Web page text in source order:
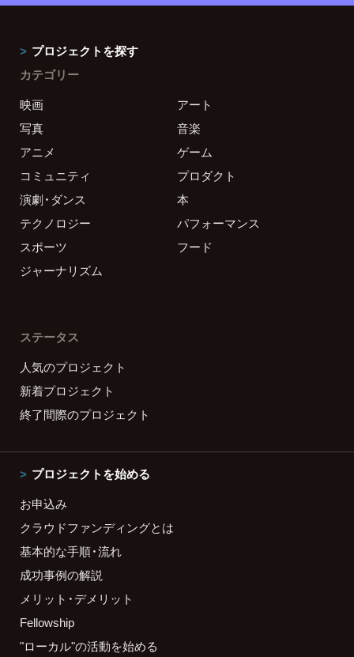
プロジェクトを探す
カテゴリー
映画
アート
写真
音楽
アニメ
ゲーム
コミュニティ
プロダクト
演劇・ダンス
本
テクノロジー
パフォーマンス
スポーツ
フード
ジャーナリズム
ステータス
人気のプロジェクト
新着プロジェクト
終了間際のプロジェクト
プロジェクトを始める
お申込み
クラウドファンディングとは
基本的な手順・流れ
成功事例の解説
メリット・デメリット
Fellowship
"ローカル"の活動を始める